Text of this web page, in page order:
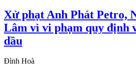
Xử phạt Anh Phát Petro,
Lâm vì vi phạm quy định
dầu
Đình Hoà